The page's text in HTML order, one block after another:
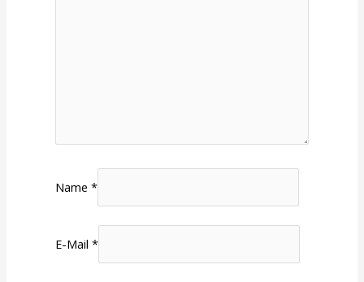
Name*
E-Mail*